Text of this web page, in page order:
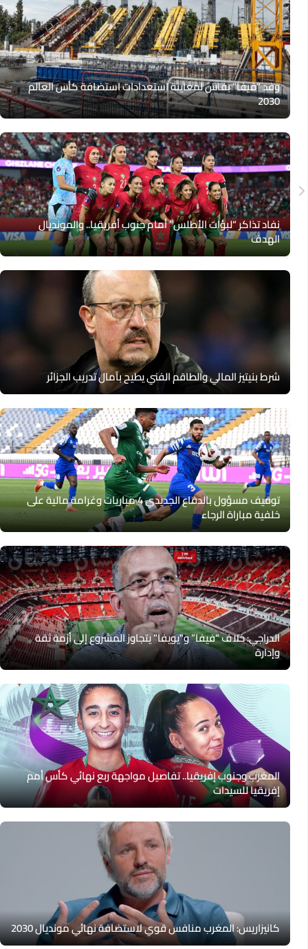
وفد “فيفا” بفاس لمعاينة استعدادات استضافة كأس العالم
2030
نفاد تذاكر “لبؤات الأطلس” أمام جنوب أفريقيا.. والمونديال
الهدف
شرط بنيتيز المالي والطاقم الفني يطيح بآمال تدريب الجزائر
توقيف مسؤول بالدفاع الجديدي 4 مباريات وغرامة مالية على
خلفية مباراة الرجاء
الدراجي: خلاف “فيفا” و”يويفا” يتجاوز المشروع إلى أزمة ثقة
وإدارة
المغرب وجنوب إفريقيا.. تفاصيل مواجهة ربع نهائي كأس أمم
إفريقيا للسيدات
كانيزاريس: المغرب منافس قوي لاستضافة نهائي مونديال 2030